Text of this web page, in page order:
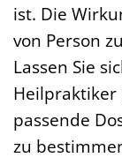
ist. Die
von Person
Lassen Sie
Heilpraktiker
passende
zu